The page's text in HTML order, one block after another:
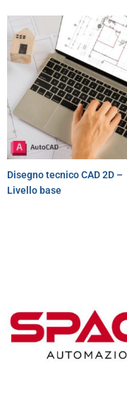
Disegno tecnico CAD 2D –
Livello base